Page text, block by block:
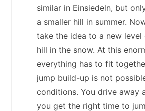
similar in Einsiedeln, but
a smaller hill in summer.
take the idea to a new level
hill in the snow. At this
everything has to fit
jump build-up is not
conditions. You drive away
you get the right time to